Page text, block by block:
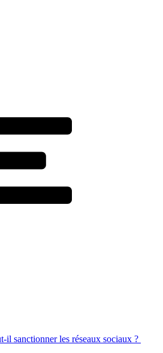
il sanctionner les réseaux sociaux ?